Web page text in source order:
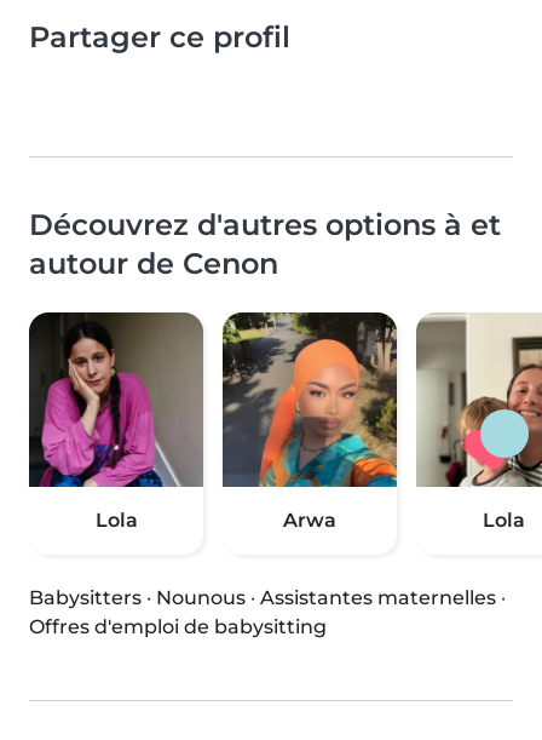
Partager ce profil
Découvrez d'autres options à et
autour de Cenon
Lola Arwa Lola
Babysitters · Nounous · Assistantes maternelles ·
Offres d'emploi de babysitting